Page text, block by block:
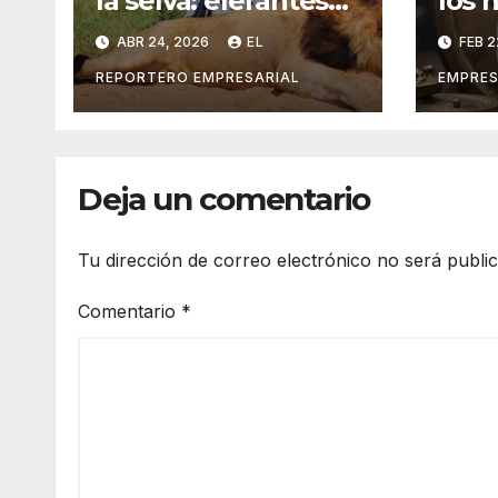
matan a cazador de
75 años
ABR 24, 2026 EL
REPORTERO EMPRESARIAL
FEB
Deja un comentario
Tu dirección de correo electrónico no será
Comentario *